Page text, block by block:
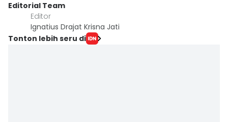
Editorial Team
Editor
Ignatius Drajat Krisna Jati
Tonton lebih seru di